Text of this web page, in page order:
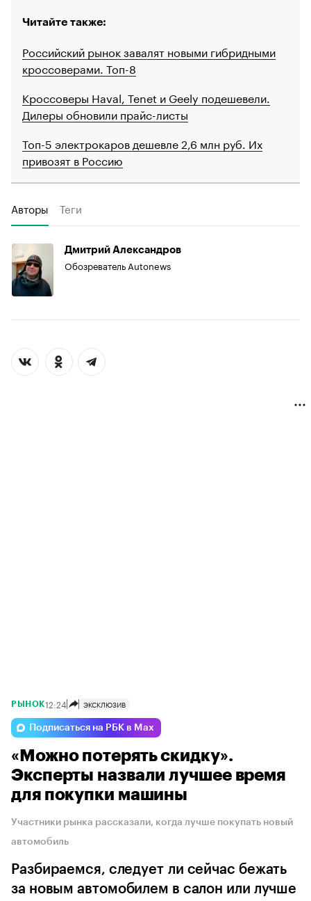
Читайте также:
Российский рынок завалят новыми гибридными
кроссоверами. Топ-8
Кроссоверы Haval, Tenet и Geely подешевели.
Дилеры обновили прайс-листы
Топ-5 электрокаров дешевле 2,6 млн руб. Их
привозят в Россию
Авторы Теги
Дмитрий Александров
Обозреватель Autonews
РЫНОК12:24 ЭКСКЛЮЗИВ
Подписаться на РБК в Max
«Можно потерять скидку».
Эксперты назвали лучшее время
для покупки машины
Участники рынка рассказали, когда лучше покупать новый
автомобиль
Разбираемся, следует ли сейчас бежать
за новым автомобилем в салон или лучше